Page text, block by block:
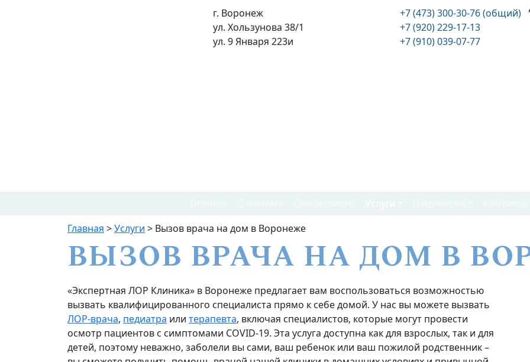
г. Воронеж
ул. Хользунова 38/1
ул. 9 Января 223и
+7 (473) 300-30-76 (общий)
+7 (920) 229-17-13
+7 (910) 039-07-77
Главная >Услуги > Вызов врача на дом в Воронеже
ВЫЗОВ ВРАЧА НА ДОМ В
«Экспертная ЛОР Клиника» в Воронеже предлагает вам воспользоваться возможностью
вызвать квалифицированного специалиста прямо к себе домой. У нас вы можете вызвать
ЛОР-врача, педиатра или терапевта, включая специалистов, которые могут провести
осмотр пациентов с симптомами COVID-19. Эта услуга доступна как для взрослых, так и для
детей, поэтому неважно, заболели вы сами, ваш ребенок или ваш пожилой родственник –